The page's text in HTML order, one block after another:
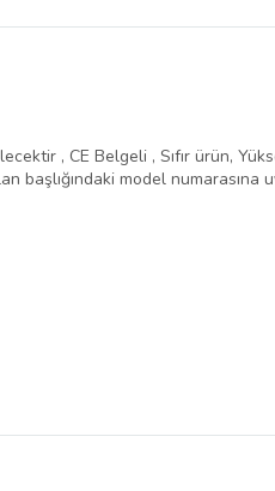
, CE Belgeli , Sıfır ürün,
model numarasına